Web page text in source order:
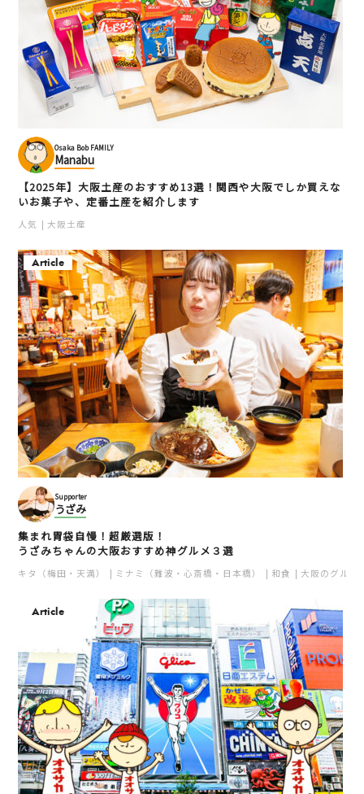
Osaka Bob FAMILY
Manabu
【2025年】大阪土産のおすすめ13選！関西や大阪でしか買えな
いお菓子や、定番土産を紹介します
人気 大阪土産
Article
Supporter
うざみ
集まれ胃袋自慢！超厳選版！
うざみちゃんの大阪おすすめ神グルメ３選
キタ（梅田・天満） ミナミ（難波・心斎橋・日本橋） 和食 大阪のグルメ
Article